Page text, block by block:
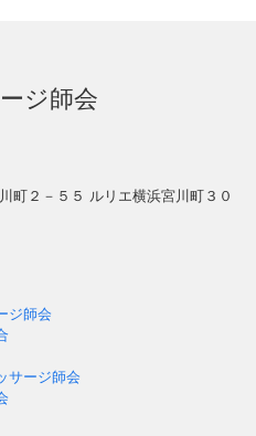
ジ師会
町２－５５ ルリエ横浜宮川町３０
ジ師会
サージ師会